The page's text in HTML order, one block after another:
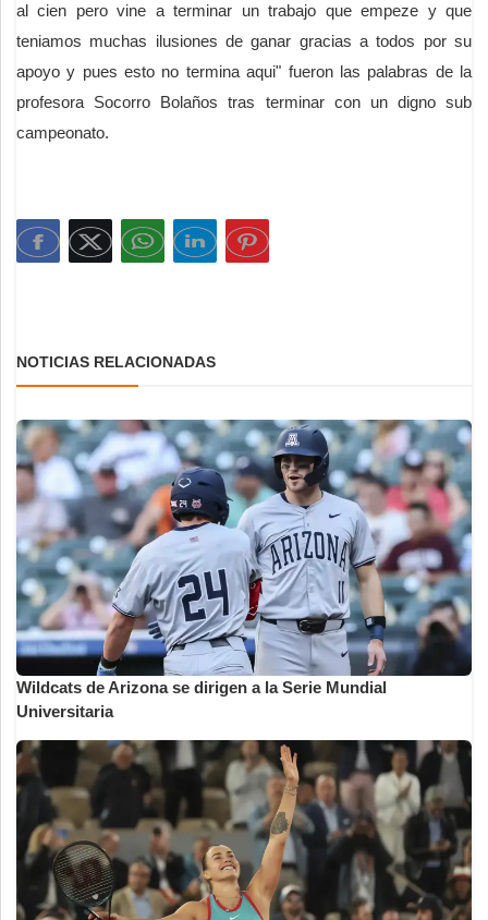
al cien pero vine a terminar un trabajo que empeze y que
teniamos muchas ilusiones de ganar gracias a todos por su
apoyo y pues esto no termina aqui" fueron las palabras de la
profesora Socorro Bolaños tras terminar con un digno sub
campeonato.
NOTICIAS RELACIONADAS
Wildcats de Arizona se dirigen a la Serie Mundial
Universitaria